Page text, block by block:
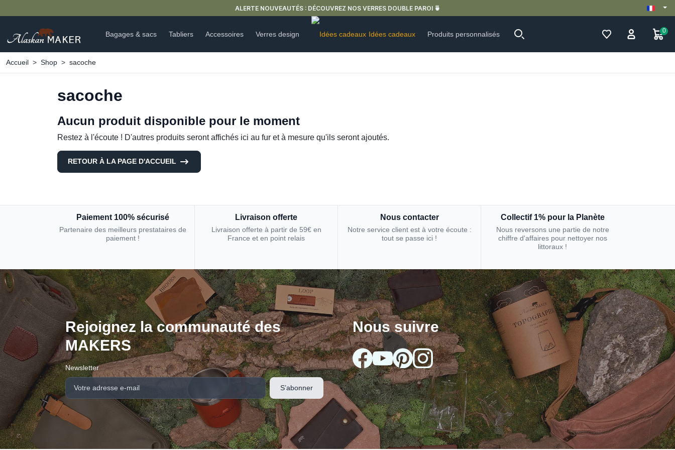
ALERTE NOUVEAUTÉS : DÉCOUVREZ NOS VERRES DOUBLE PAROI 🍵
Bagages & sacs Tabliers Accessoires Verres design Idées cadeaux Produits personnalisés 0
Accueil Shop sacoche
sacoche
Aucun produit disponible pour le moment
Restez à l'écoute ! D'autres produits seront affichés ici au fur et à mesure qu'ils seront ajoutés.
RETOUR À LA PAGE D'ACCUEIL
Paiement 100% sécurisé
Partenaire des meilleurs prestataires de
paiement !
Livraison offerte
Livraison offerte à partir de 59€ en
France et en point relais
Nous contacter
Notre service client est à votre écoute :
tout se passe ici !
Collectif 1% pour la Planète
Nous reversons une partie de notre
chiffre d'affaires pour nettoyer nos
littoraux !
Rejoignez la communauté des
MAKERS
Newsletter
Nous suivre